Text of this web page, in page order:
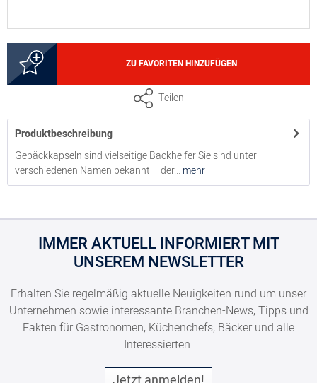
Muffinform / Gebäckkapsel weiß, Ø 2,6 cm, Höhe 1,6 cm
5000155031
Muffinform / Gebäckkapsel weiß, Ø 3,5 cm, Höhe 2 cm,
VE: 1000 Stück
5000155041
Muffinform / Gebäckkapsel weiß, Ø 4 cm, Höhe 2,4 cm,
VE: 1000 Stück
5000155051
Muffinform / Gebäckkapsel weiß, Ø 4,5 cm, Höhe 2,5 cm,
ZU FAVORITEN HINZUFÜGEN
Teilen
Produktbeschreibung
Gebäckkapseln sind vielseitige Backhelfer Sie sind unter
verschiedenen Namen bekannt – der... mehr
IMMER AKTUELL INFORMIERT MIT
UNSEREM NEWSLETTER
Erhalten Sie regelmäßig aktuelle Neuigkeiten rund um unser
Unternehmen sowie interessante Branchen-News, Tipps und
Fakten für Gastronomen, Küchenchefs, Bäcker und alle
Interessierten.